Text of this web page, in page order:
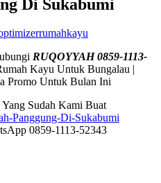
Di Sukabumi
RUQOYYAH 0859-1113-
Kayu Untuk Bungalau |
Promo Untuk Bulan Ini
Sudah Kami Buat
0859-1113-52343